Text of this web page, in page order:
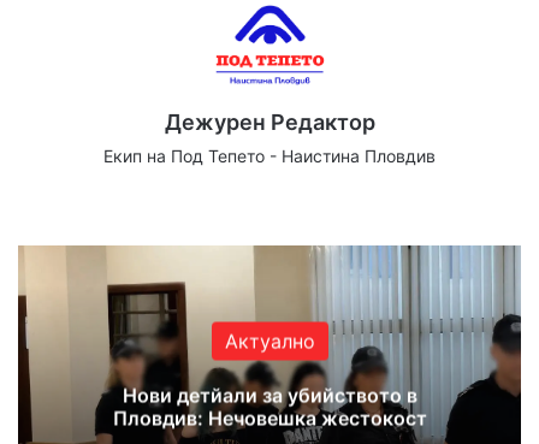
Дежурен Редактор
Екип на Под Тепето - Наистина Пловдив
Актуално
Нови детйали за убийството в
Пловдив: Нечовешка жестокост